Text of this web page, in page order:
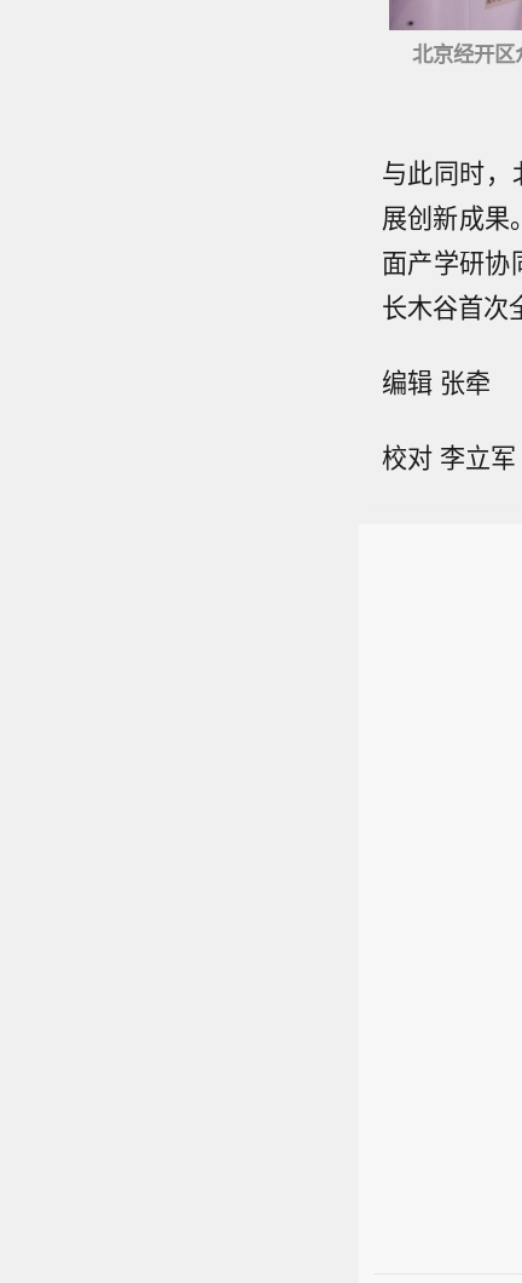
北京经开区
与此同时
展创新成果
面产学研
长木谷首次
编辑 张牵
校对 李立军